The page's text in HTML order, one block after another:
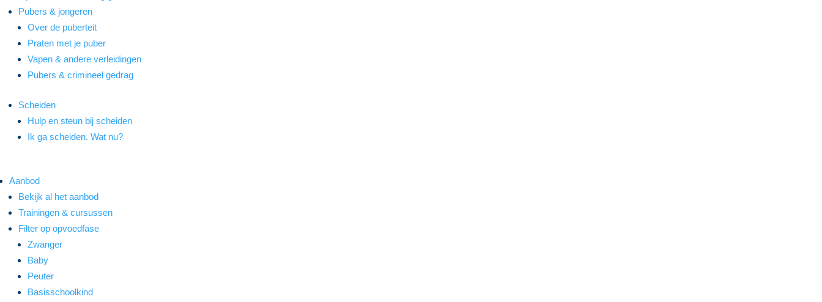
Pubers & jongeren
Over de puberteit
Praten met je puber
Vapen & andere verleidingen
Pubers & crimineel gedrag
Scheiden
Hulp en steun bij scheiden
Ik ga scheiden. Wat nu?
Aanbod
Bekijk al het aanbod
Trainingen & cursussen
Filter op opvoedfase
Zwanger
Baby
Peuter
Basisschoolkind